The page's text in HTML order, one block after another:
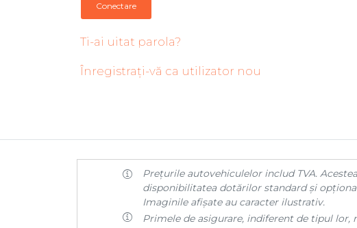
Conectare
Ti-ai uitat parola?
Înregistrați-vă ca utilizator nou
Prețurile autovehiculelor includ TVA.
disponibilitatea dotărilor standard și
Imaginile afișate au caracter ilustrativ.
Primele de asigurare, indiferent de tipul lor,